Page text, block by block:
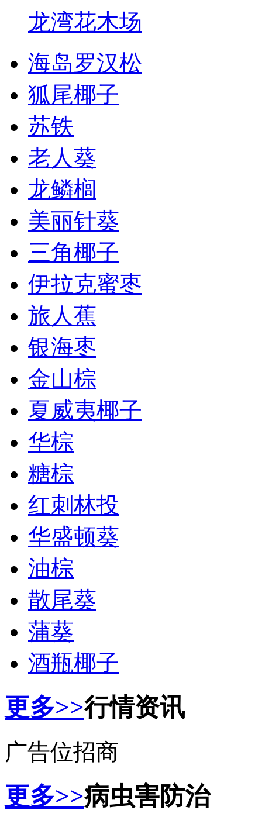
龙湾花木场
海岛罗汉松
狐尾椰子
苏铁
老人葵
龙鳞榈
美丽针葵
三角椰子
伊拉克蜜枣
旅人蕉
银海枣
金山棕
夏威夷椰子
华棕
糖棕
红刺林投
华盛顿葵
油棕
散尾葵
蒲葵
酒瓶椰子
更多>>行情资讯
广告位招商
更多>>病虫害防治